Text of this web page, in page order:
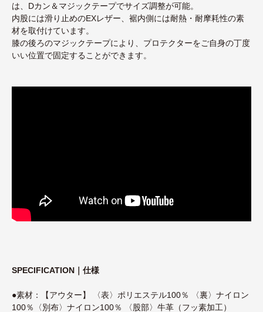
は、Dカン＆マジックテープでサイズ調整が可能。
内股には滑り止めのEXレザー、裾内側には耐熱・耐摩耗性の素
材を取付けています。
膝の後ろのマジックテープにより、プロテクターをご自身の丁度
いい位置で固定することができます。
SPECIFICATION｜仕様
●素材：【アウター】 〈表〉ポリエステル100％ 〈裏〉ナイロン
100％〈別布〉ナイロン100％ 〈股部〉牛革（フッ素加工）